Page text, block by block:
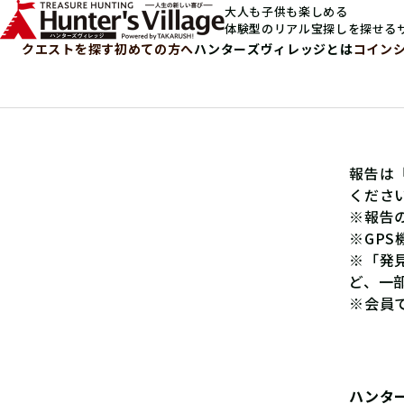
大人も子供も楽しめる
体験型のリアル宝探しを探せる
クエストを探す初めての方へハンターズヴィレッジとはコイン
報告は
くださ
※報告
※GPS
※「発
ど、一
※会員
ハンタ